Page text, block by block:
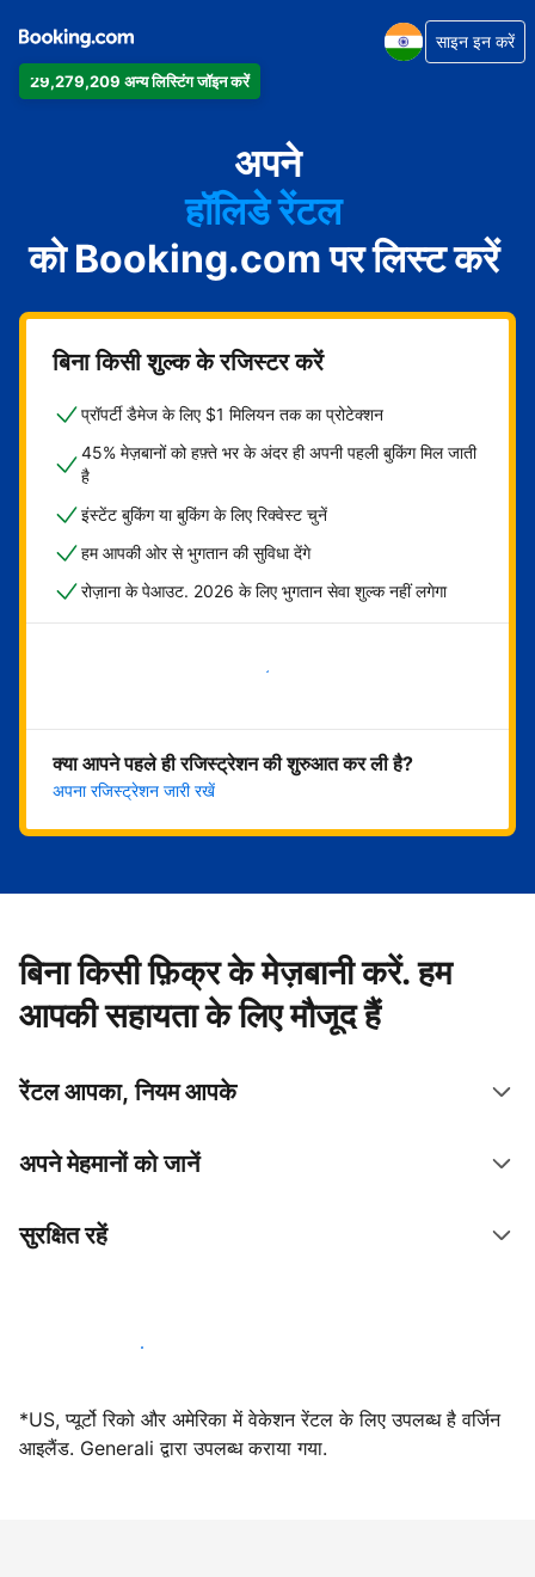
29,279,209 अन्य लिस्टिंग जॉइन करें
साइन इन करें
अपने
अपार्टमेंट
होटल
हॉलिडे रेंटल
गेस्ट हाउस
बेड एंड ब्रेकफ़ास्ट
को Booking.com पर लिस्ट करें
बिना किसी शुल्क के रजिस्टर करें
प्रॉपर्टी डैमेज के लिए $1 मिलियन तक का प्रोटेक्शन
45% मेज़बानों को हफ़्ते भर के अंदर ही अपनी पहली बुकिंग मिल जाती
है
इंस्टेंट बुकिंग या बुकिंग के लिए रिक्वेस्ट चुनें
हम आपकी ओर से भुगतान की सुविधा देंगे
रोज़ाना के पेआउट. 2026 के लिए भुगतान सेवा शुल्क नहीं लगेगा
अभी शुरू करें
क्या आपने पहले ही रजिस्ट्रेशन की शुरुआत कर ली है?
अपना रजिस्ट्रेशन जारी रखें
बिना किसी फ़िक्र के मेज़बानी करें. हम
आपकी सहायता के लिए मौजूद हैं
रेंटल आपका, नियम आपके
अपने मेहमानों को जानें
सुरक्षित रहें
आज ही हमारे साथ मेजबानी करें
*US, प्यूर्टो रिको और अमेरिका में वेकेशन रेंटल के लिए उपलब्ध है वर्जिन
आइलैंड. Generali द्वारा उपलब्ध कराया गया.